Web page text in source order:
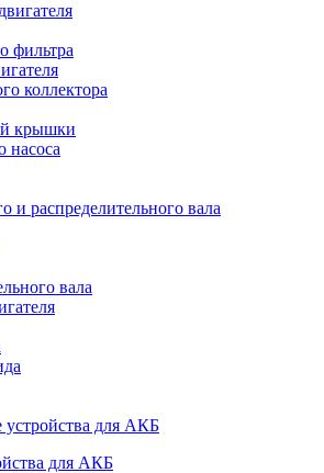
фильтра
коллектора
крышки
насоса
и распределительного вала
вала
устройства для АКБ
для АКБ